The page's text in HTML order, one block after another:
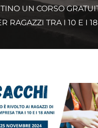
UN CORSO
RAGAZZI TRA I 10 E I